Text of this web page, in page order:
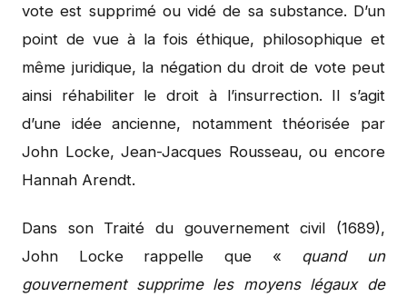
vote est supprimé ou vidé de sa substance. D’un
point de vue à la fois éthique, philosophique et
même juridique, la négation du droit de vote peut
ainsi réhabiliter le droit à l’insurrection. Il s’agit
d’une idée ancienne, notamment théorisée par
John Locke, Jean-Jacques Rousseau, ou encore
Hannah Arendt.
Dans son Traité du gouvernement civil (1689),
John Locke rappelle que « quand un
gouvernement supprime les moyens légaux de